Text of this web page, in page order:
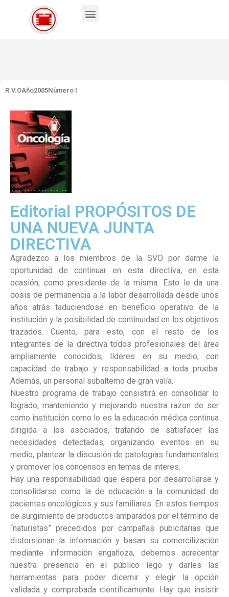
R.V.OAño2005Número I
Editorial PROPÓSITOS DE
UNA NUEVA JUNTA
DIRECTIVA
Agradezco a los miembros de la SVO por darme la
oportunidad de continuar en esta directiva, en esta
ocasión, como presidente de la misma. Esto le da una
dosis de permanencia a la labor desarrollada desde unos
años atrás taduciendose en beneficio operativo de la
institución y la posibilidad de continuidad en los objetivos
trazados. Cuento, para esto, con el resto de los
integrantes de la directiva todos profesionales del área
ampliamente conocidos, líderes en su medio, con
capacidad de trabajo y responsabilidad a toda prueba.
Además, un personal subalterno de gran valía.
Nuestro programa de trabajo consistirá en consolidar lo
logrado, manteniendo y mejorando nuestra razon de ser
como institución como lo es la educación médica continua
dirigida a los asociados, tratando de satisfacer las
necesidades detectadas, organizando eventos en su
medio, plantear la discusión de patologías fundamentales
y promover los concensos en temas de interes.
Hay una responsabilidad que espera por desarrollarse y
consolidarse como la de educación a la comunidad de
pacientes oncológicos y sus familiares. En estos tiempos
de surgimiento de productos amparados por el término de
“naturistas” precedidos por campañas pubicitarias que
distorsionan la información y basan su comercilización
mediante información engañoza, debemos acrecentar
nuestra presencia en el público lego y darles las
herramientas para poder dicernir y elegir la opción
validada y comprobada científicamente. Hay que insistir